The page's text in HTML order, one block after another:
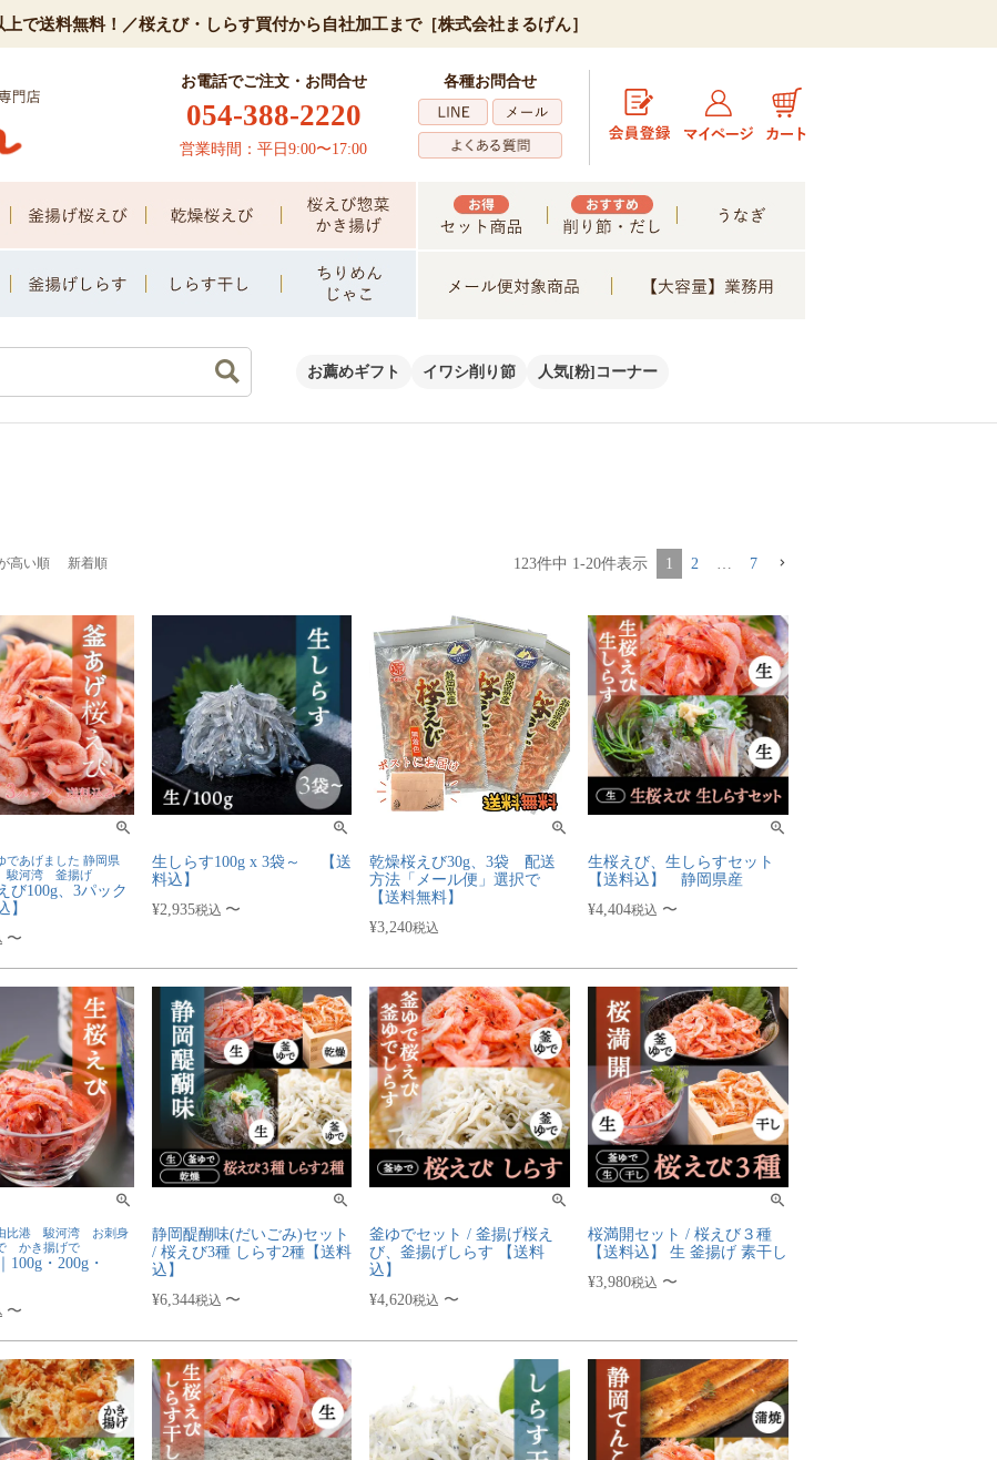
上で送料無料！／桜えび・しらす買付から自社加工まで［株式会社まるげん］
お電話でご注文・お問合せ
054-388-2220
営業時間：平日9:00〜17:00
各種お問合せ
お薦めギフト イワシ削り節 人気[粉]コーナー
高い順 新着順 123件中 1 -20件表示 1 2 … 7
であげました 静岡県
河湾 釜揚げ
び100g、3パック
】
〜
生しらす100g x 3袋～ 【送
料込】
¥2,935税込 〜
乾燥桜えび30g、3袋 配送
方法「メール便」選択で
【送料無料】
¥3,240税込
生桜えび、生しらすセット
【送料込】 静岡県産
¥4,404税込 〜
比港 駿河湾 お刺身
かき揚げで
100g・200g・
〜
静岡醍醐味(だいごみ)セット
/ 桜えび3種 しらす2種【送料
込】
¥6,344税込 〜
釜ゆでセット / 釜揚げ桜え
び、釜揚げしらす 【送料
込】
¥4,620税込 〜
桜満開セット / 桜えび３種
【送料込】 生 釜揚げ 素干し
¥3,980税込 〜